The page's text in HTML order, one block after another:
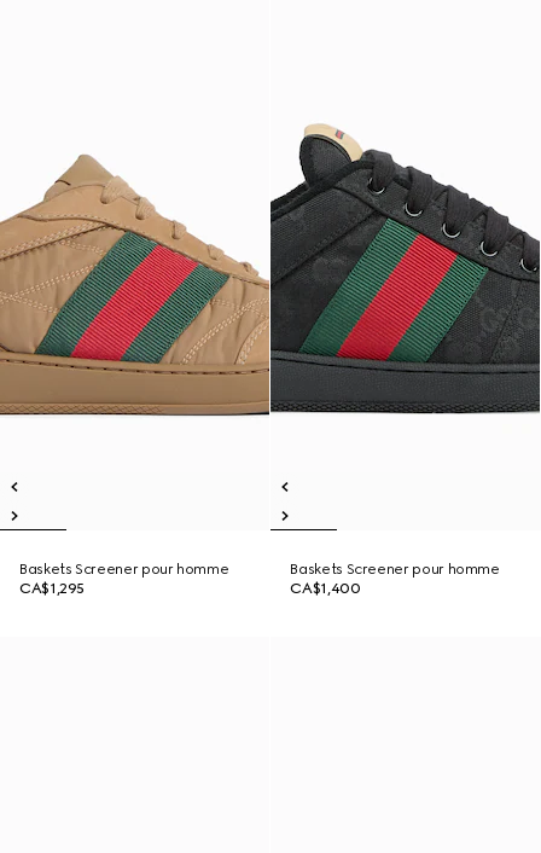
Baskets Screener pour homme
CA$1,295
Baskets Screener pour homme
CA$1,400